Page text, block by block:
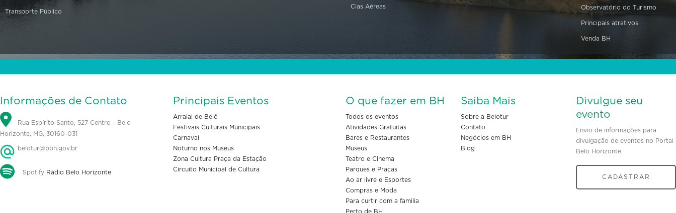
Transporte Público
Cias Aéreas Observatório do Turismo
Principais atrativos
Venda BH
Informações de Contato
Rua Espírito Santo, 527 Centro - Belo
Horizonte, MG, 30160-031
belotur@pbh.gov.br
Spotify Rádio Belo Horizonte
Principais Eventos
Arraial de Belô
Festivais Culturais Municipais
Carnaval
Noturno nos Museus
Zona Cultura Praça da Estação
Circuito Municipal de Cultura
O que fazer em BH
Todos os eventos
Atividades Gratuitas
Bares e Restaurantes
Museus
Teatro e Cinema
Parques e Praças
Ao ar livre e Esportes
Compras e Moda
Para curtir com a familia
Perto de BH
Saiba Mais
Sobre a Belotur
Contato
Negócios em BH
Blog
Divulgue seu
evento
Envio de informações para
divulgação de eventos no Portal
Belo Horizonte
CADASTRAR